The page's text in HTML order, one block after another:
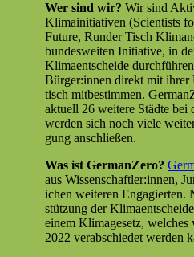
Wer sind wir? Wir sind
Kli­maini­tia­tiv­en (Sci­en­tists
Future, Run­der Tisch
bun­desweit­en Ini­tia­tive, in
Kli­maentschei­de
Bürger:innen direkt mit
tisch mitbes­tim­men.
aktuell 26 weit­ere Städte bei
wer­den sich noch viele
gung anschließen.
Was ist Ger­manZe­ro?
aus Wissenschaftler:innen,
ichen weit­eren Engagierten.
stützung der
einem Klim­age­setz, welch­es
2022 ver­ab­schiedet wer­den